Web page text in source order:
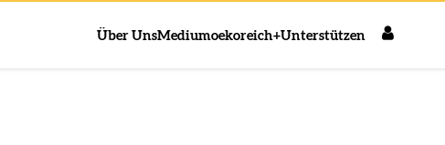
Über UnsMediumoekoreich+Unterstützen